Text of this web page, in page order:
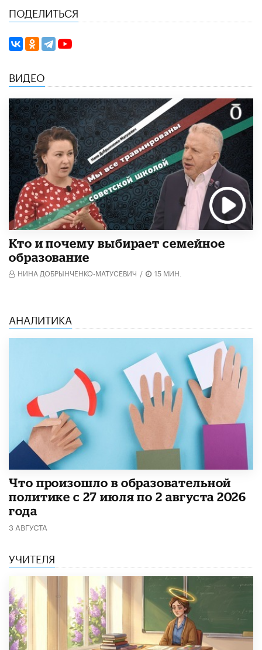
ПОДЕЛИТЬСЯ
ВИДЕО
Кто и почему выбирает семейное
образование
НИНА ДОБРЫНЧЕНКО-МАТУСЕВИЧ / 15 МИН.
АНАЛИТИКА
​Что произошло в образовательной
политике с 27 июля по 2 августа 2026
года
3 АВГУСТА
УЧИТЕЛЯ